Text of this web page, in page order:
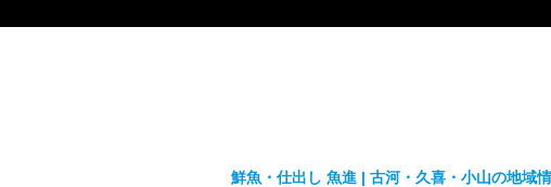
鮮魚・仕出し 魚進 | 古河・久喜・小山の地域